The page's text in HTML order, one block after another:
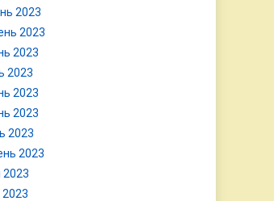
2023
2023
2023
2023
2023
2023
2023
2023
2023